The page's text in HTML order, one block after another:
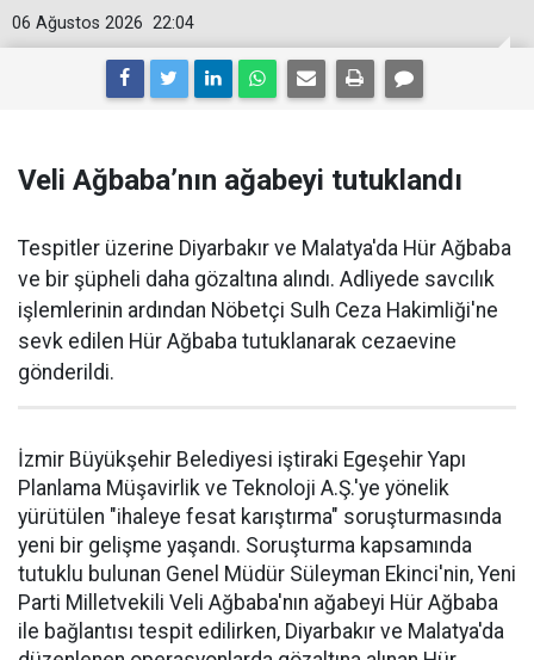
22:04
06 Ağustos 2026
Veli Ağbaba’nın ağabeyi tutuklandı
Tespitler üzerine Diyarbakır ve Malatya'da Hür Ağbaba
ve bir şüpheli daha gözaltına alındı. Adliyede savcılık
işlemlerinin ardından Nöbetçi Sulh Ceza Hakimliği'ne
sevk edilen Hür Ağbaba tutuklanarak cezaevine
gönderildi.
İzmir Büyükşehir Belediyesi iştiraki Egeşehir Yapı
Planlama Müşavirlik ve Teknoloji A.Ş.'ye yönelik
yürütülen "ihaleye fesat karıştırma" soruşturmasında
yeni bir gelişme yaşandı. Soruşturma kapsamında
tutuklu bulunan Genel Müdür Süleyman Ekinci'nin, Yeni
Parti Milletvekili Veli Ağbaba'nın ağabeyi Hür Ağbaba
ile bağlantısı tespit edilirken, Diyarbakır ve Malatya'da